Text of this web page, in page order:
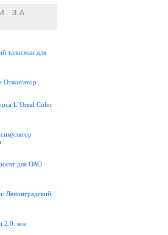
ЗА
талисман для
Отжигатор
L’Oreal Color
для ОАО
Ленинградский,
2.0: все